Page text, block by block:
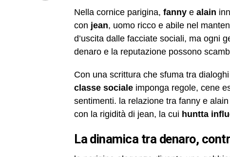
Nella cornice parigina, fanny e alain
con jean, uomo ricco e abile nel
d’uscita dalle facciate sociali, ma ogni
denaro e la reputazione possono
Con una scrittura che sfuma tra
classe sociale imponga regole, cene
sentimenti. la relazione tra fanny e
con la rigidità di jean, la cui huntta
la dinamica tra denaro,